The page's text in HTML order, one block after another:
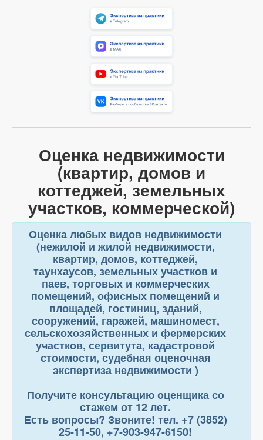
Оценка недвижимости
(квартир, домов и
коттеджей, земельных
участков, коммерческой)
Оценка любых видов недвижимости
(нежилой и жилой недвижимости,
квартир, домов, коттеджей,
таунхаусов, земельных участков и
паев, торговых и коммерческих
помещений, офисных помещений и
площадей, гостиниц, зданий,
сооружений, гаражей, машиномест,
сельскохозяйственных и фермерских
участков, сервитута, кадастровой
стоимости, судебная оценочная
экспертиза недвижимости )
Получите консультацию оценщика со
стажем от 12 лет.
Есть вопросы? Звоните! тел. +7 (3852)
25-11-50, +7-903-947-6150!